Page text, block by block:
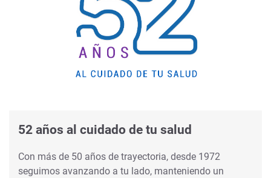
52 años al cuidado de tu salud
Con más de 50 años de trayectoria, desde 1972
seguimos avanzando a tu lado, manteniendo un